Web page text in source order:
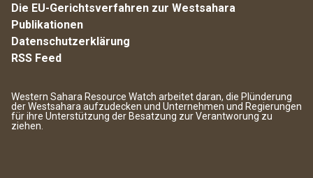
Die EU-Gerichtsverfahren zur Westsahara
Publikationen
Datenschutzerklärung
RSS Feed
Western Sahara Resource Watch arbeitet daran, die Plünderung
der Westsahara aufzudecken und Unternehmen und Regierungen
für ihre Unterstützung der Besatzung zur Verantworung zu
ziehen.